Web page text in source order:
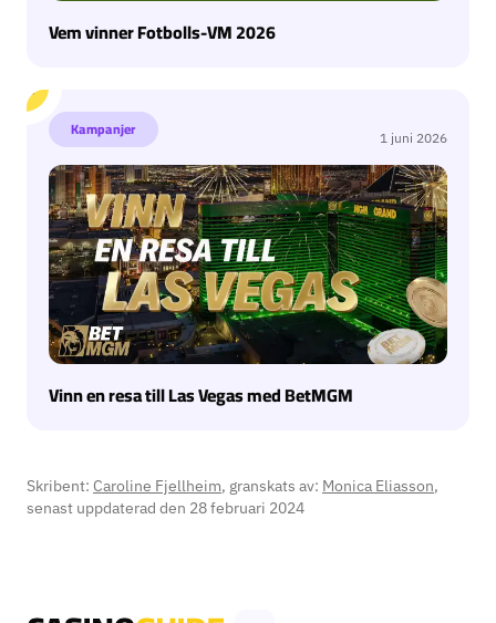
Vem vinner Fotbolls-VM 2026
Vinn en resa till Las Vegas med BetMGM
Kampanjer 1 juni 2026
Vinn en resa till Las Vegas med BetMGM
Skribent: Caroline Fjellheim, granskats av: Monica Eliasson,
senast uppdaterad den 28 februari 2024